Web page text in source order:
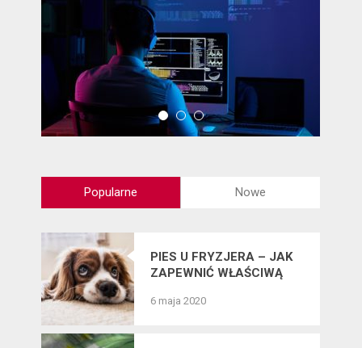
Popularne Nowe
PIES U FRYZJERA – JAK
ZAPEWNIĆ WŁAŚCIWĄ
CZWORONOGÓW?
6 maja 2020